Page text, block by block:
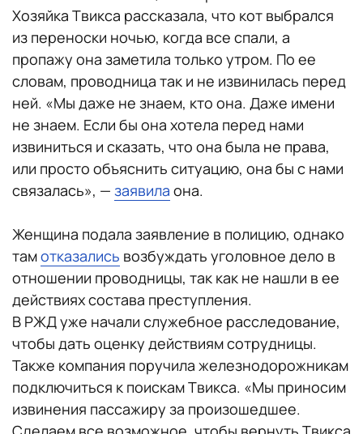
Хозяйка Твикса рассказала, что кот выбрался
из переноски ночью, когда все спали, а
пропажу она заметила только утром. По ее
словам, проводница так и не извинилась перед
ней. «Мы даже не знаем, кто она. Даже имени
не знаем. Если бы она хотела перед нами
извиниться и сказать, что она была не права,
или просто объяснить ситуацию, она бы с нами
связалась», — заявила она.
Женщина подала заявление в полицию, однако
тамотказались возбуждать уголовное дело в
отношении проводницы, так как не нашли в ее
действиях состава преступления.
В РЖД уже начали служебное расследование,
чтобы дать оценку действиям сотрудницы.
Также компания поручила железнодорожникам
подключиться к поискам Твикса. «Мы приносим
извинения пассажиру за произошедшее.